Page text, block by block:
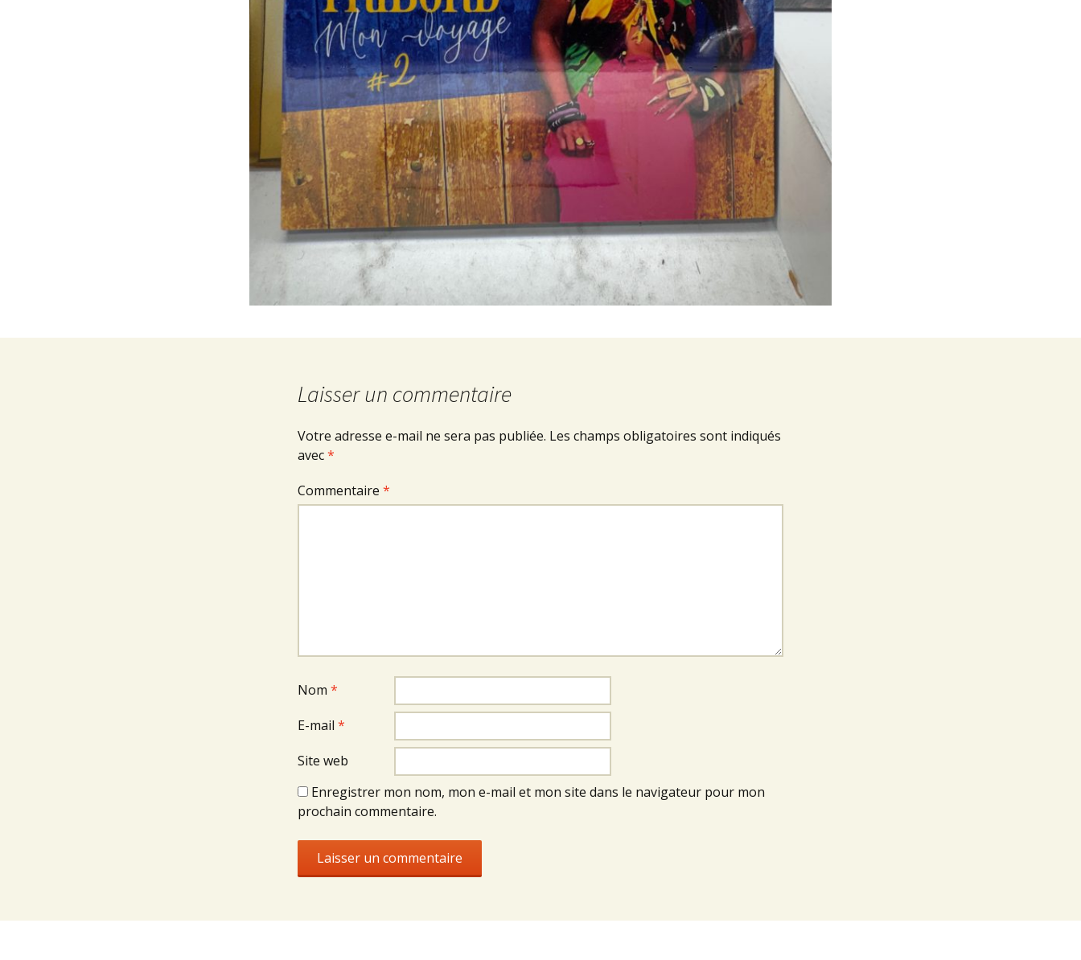
Laisser un commentaire
Votre adresse e-mail ne sera pas publiée. Les champs obligatoires sont indiqués
avec*
Commentaire *
Nom *
E-mail *
Site web
Enregistrer mon nom, mon e-mail et mon site dans le navigateur pour mon
prochain commentaire.